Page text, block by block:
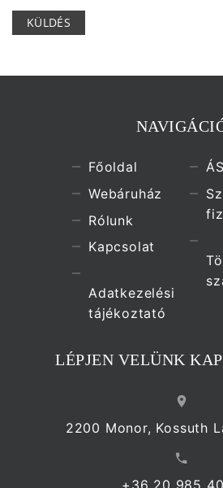
KÜLDÉS
Főoldal
Webáruház
Rólunk
Kapcsolat
Adatkezelési
tájékoztató
LÉPJEN VELÜNK
2200 Monor, Kossuth
+36 20 985